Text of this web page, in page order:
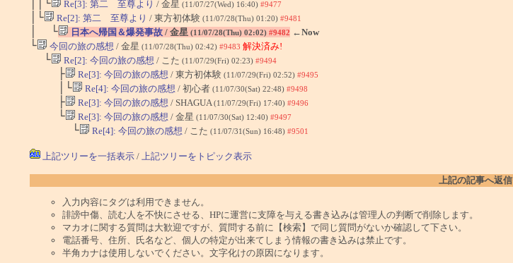
││└ Re[3]: 第二 至尊より / 金星 (11/07/27(Wed) 16:40) #9477
│└ Re[2]: 第二 至尊より / 東方初体験 (11/07/28(Thu) 01:20) #9481
│ └ 日本へ帰国＆爆発事故/ 金星 (11/07/28(Thu) 02:02) #9482 ←Now
└ 今回の旅の感想 / 金星 (11/07/28(Thu) 02:42) #9483 解決済み!
└ Re[2]: 今回の旅の感想 / こた (11/07/29(Fri) 02:23) #9494
├ Re[3]: 今回の旅の感想 / 東方初体験 (11/07/29(Fri) 02:52) #9495
│└ Re[4]: 今回の旅の感想 / 初心者 (11/07/30(Sat) 22:48) #9498
├ Re[3]: 今回の旅の感想 / SHAGUA (11/07/29(Fri) 17:40) #9496
└ Re[3]: 今回の旅の感想 / 金星 (11/07/30(Sat) 12:40) #9497
└ Re[4]: 今回の旅の感想 / こた (11/07/31(Sun) 16:48) #9501
上記ツリーを一括表示/ 上記ツリーをトピック表示
上記の記事へ返信
入力内容にタグは利用できません。
誹謗中傷、読む人を不快にさせる、HPに運営に支障を与える書き込みは管理人の判断で削除します。
マカオに関する質問は大歓迎ですが、質問する前に【検索】で同じ質問がないか確認して下さい。
電話番号、住所、氏名など、個人の特定が出来てしまう情報の書き込みは禁止です。
半角カナは使用しないでください。文字化けの原因になります。